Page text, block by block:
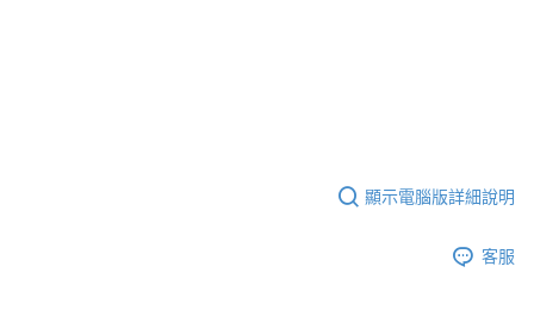
顯示電腦版詳細說明
客服